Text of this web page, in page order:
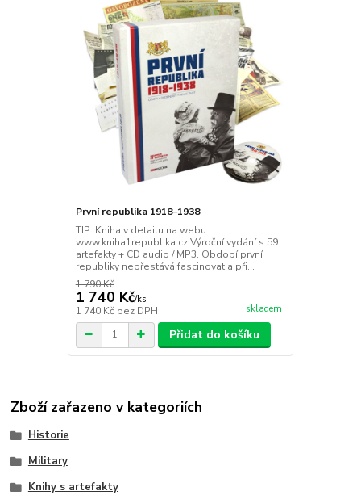
První republika 1918–1938
TIP: Kniha v detailu na webu
www.kniha1republika.cz Výroční vydání s 59
artefakty + CD audio / MP3. Období první
republiky nepřestává fascinovat a při...
1 790 Kč
1 740 Kč/ks
1 740 Kč bez DPH skladem
Přidat do košíku
Zboží zařazeno v kategoriích
Historie
Military
Knihy s artefakty